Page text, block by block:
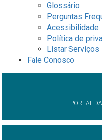
Glossário
Perguntas
Acessibilidade
Política de
Listar Serviços
Fale Conosco
PORTAL